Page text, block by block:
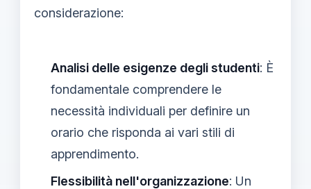
considerazione:
Analisi delle esigenze degli studenti: È
fondamentale comprendere le
necessità individuali per definire un
orario che risponda ai vari stili di
apprendimento.
Flessibilità nell'organizzazione: Un